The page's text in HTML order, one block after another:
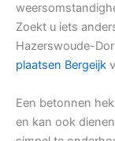
Zoekt u iets
Hazerswoude-
plaatsen Bergeijk
Een betonnen
en kan ook